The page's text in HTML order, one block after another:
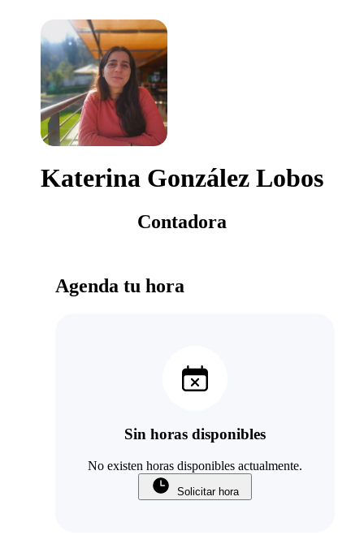
Katerina González Lobos
Contadora
Agenda tu hora
Sin horas disponibles
No existen horas disponibles actualmente.
Solicitar hora